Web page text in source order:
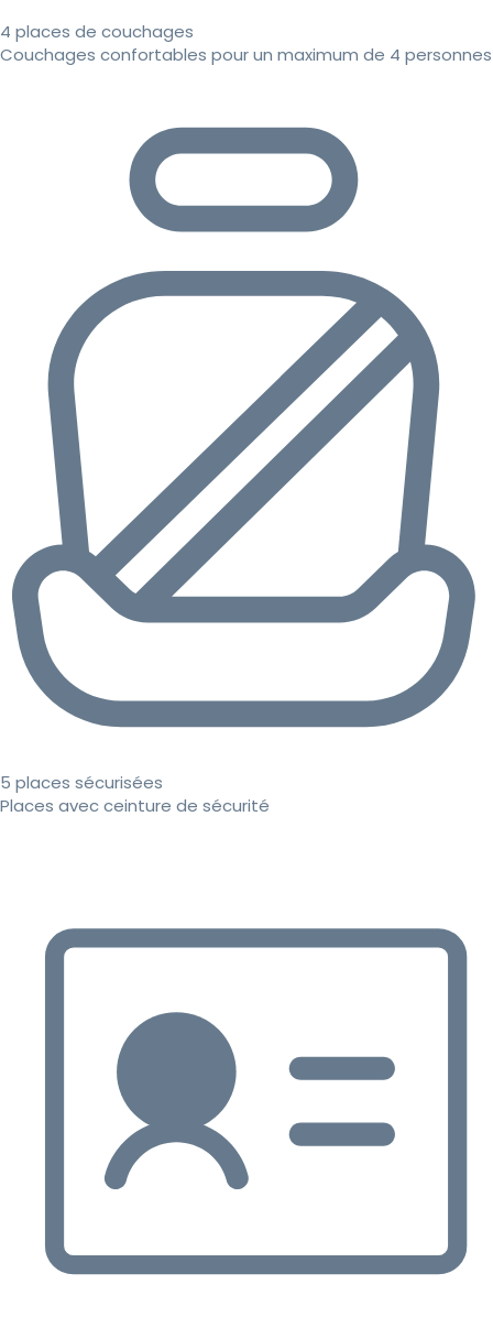
4 places de couchages
Couchages confortables pour un maximum de 4 personnes
5 places sécurisées
Places avec ceinture de sécurité